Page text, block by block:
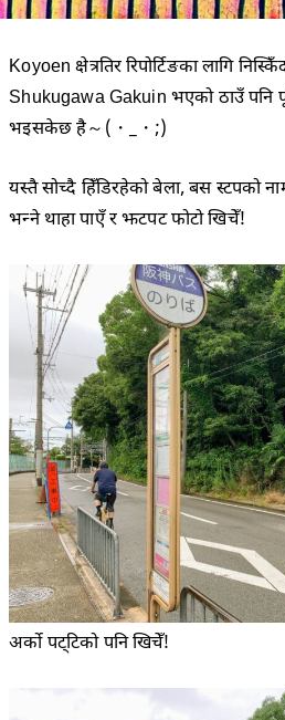
Koyoen क्षेत्रतिर रिपोर्टिङका लागि
Shukugawa Gakuin भएको ठाउँ पनि
भइसकेछ है～(・_・;)
यस्तै सोच्दै हिँडिरहेको बेला, बस स्टपको
भन्ने थाहा पाएँ र झटपट फोटो खिचेँ!
अर्को पट्टिको पनि खिचेँ!